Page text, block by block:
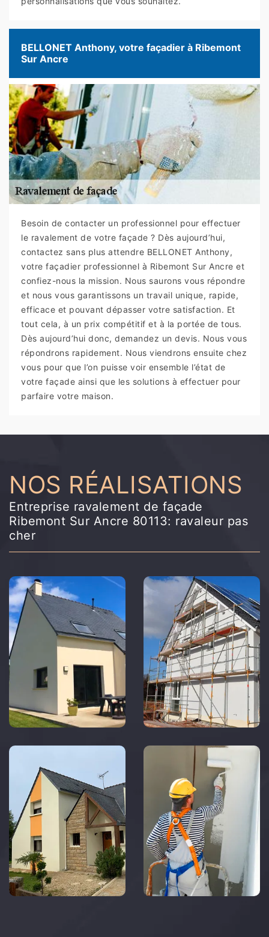
BELLONET Anthony, votre façadier à Ribemont
Sur Ancre
Besoin de contacter un professionnel pour effectuer
le ravalement de votre façade ? Dès aujourd’hui,
contactez sans plus attendre BELLONET Anthony,
votre façadier professionnel à Ribemont Sur Ancre et
confiez-nous la mission. Nous saurons vous répondre
et nous vous garantissons un travail unique, rapide,
efficace et pouvant dépasser votre satisfaction. Et
tout cela, à un prix compétitif et à la portée de tous.
Dès aujourd’hui donc, demandez un devis. Nous vous
répondrons rapidement. Nous viendrons ensuite chez
vous pour que l’on puisse voir ensemble l’état de
votre façade ainsi que les solutions à effectuer pour
parfaire votre maison.
NOS RÉALISATIONS
Entreprise ravalement de façade
Ribemont Sur Ancre 80113: ravaleur pas
cher